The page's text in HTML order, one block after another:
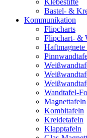
Klebestifte
Bastel- &
Kommunikation
Flipcharts
Flipchart- &
Wandtafel-
Magnettafeln
Kombitafeln
Kreidetafeln
Klapptafeln